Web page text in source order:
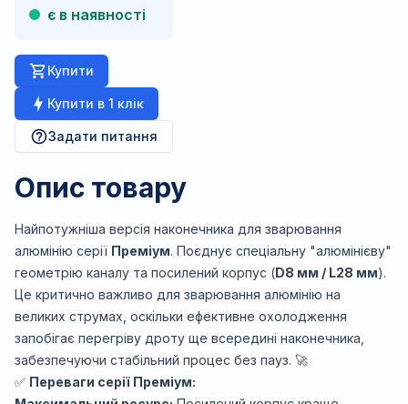
є в наявності
Купити
Купити в 1 клік
Задати питання
Опис товару
Найпотужніша версія наконечника для зварювання
алюмінію серії Преміум. Поєднує спеціальну "алюмінієву"
геометрію каналу та посилений корпус (D8 мм / L28 мм).
Це критично важливо для зварювання алюмінію на
великих струмах, оскільки ефективне охолодження
запобігає перегріву дроту ще всередині наконечника,
забезпечуючи стабільний процес без пауз. 🚀
✅ Переваги серії Преміум: